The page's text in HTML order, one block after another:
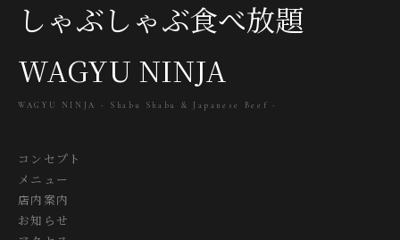
しゃぶしゃぶ食べ放題
WAGYU NINJA
WAGYU NINJA - Shabu Shabu & Japanese Beef -
コンセプト
メニュー
店内案内
お知らせ